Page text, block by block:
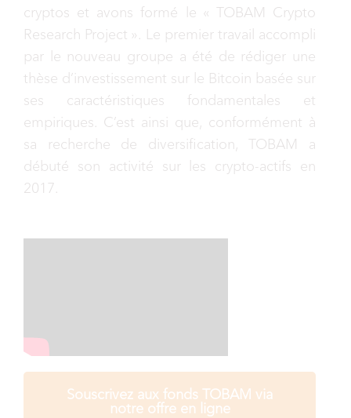
cryptos et avons formé le « TOBAM Crypto
Research Project ». Le premier travail accompli
par le nouveau groupe a été de rédiger une
thèse d’investissement sur le Bitcoin basée sur
ses caractéristiques fondamentales et
empiriques. C’est ainsi que, conformément à
sa recherche de diversification, TOBAM a
débuté son activité sur les crypto-actifs en
2017.
Souscrivez aux fonds TOBAM via
notre offre en ligne